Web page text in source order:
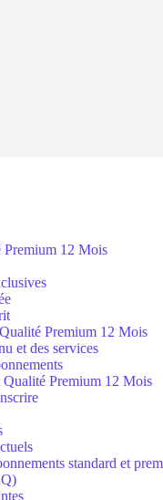
Premium 12 Mois
Premium 12 Mois
et des services
Qualité Premium 12 Mois
standard et